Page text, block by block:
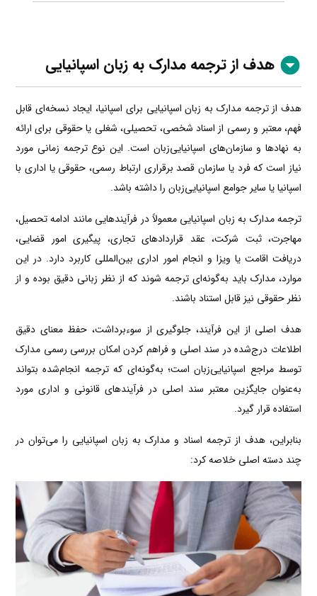
هدف از ترجمه مدارک به زبان اسپانیایی
هدف از ترجمه مدارک به زبان اسپانیایی برای اسپانیا، ایجاد نسخه‌ای قابل
فهم، معتبر و رسمی از اسناد شخصی، تحصیلی، شغلی یا حقوقی برای ارائه
به نهادها و سازمان‌های اسپانیایی‌زبان است. این نوع ترجمه زمانی مورد
نیاز است که فرد یا سازمان قصد برقراری ارتباط رسمی، حقوقی یا اداری با
اسپانیا یا سایر جوامع اسپانیایی‌زبان را داشته باشد.
ترجمه مدارک به زبان اسپانیایی معمولاً در فرآیندهایی مانند ادامه تحصیل،
مهاجرت، ثبت شرکت، عقد قراردادهای تجاری، پیگیری امور قضایی،
دریافت اقامت یا ویزا و انجام امور اداری بین‌المللی کاربرد دارد. در این
موارد، مدارک باید به‌گونه‌ای ترجمه شوند که از نظر زبانی دقیق بوده و از
نظر حقوقی نیز قابل استناد باشند.
هدف اصلی از این فرآیند، جلوگیری از سوءبرداشت، حفظ معنای دقیق
اطلاعات درج‌شده در سند اصلی و فراهم کردن امکان بررسی رسمی مدارک
توسط مراجع اسپانیایی‌زبان است؛ به‌گونه‌ای که ترجمه انجام‌شده بتواند
به‌عنوان جایگزین معتبر سند اصلی در فرآیندهای قانونی و اداری مورد
استفاده قرار گیرد.
بنابراین، هدف از ترجمه اسناد و مدارک به زبان اسپانیایی را می‌توان در
چند دسته اصلی خلاصه کرد: